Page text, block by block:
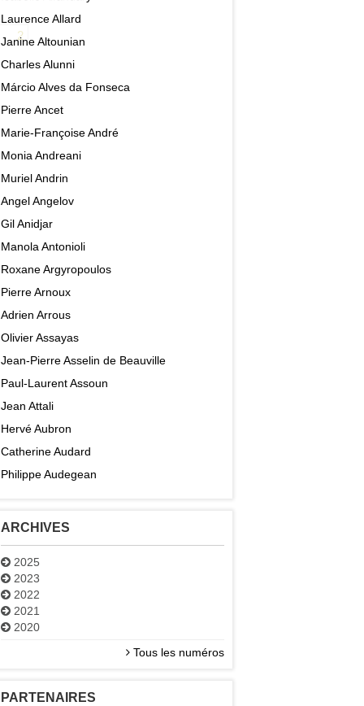
2
Laurence Allard
Janine Altounian
Charles Alunni
Márcio Alves da Fonseca
Pierre Ancet
Marie-Françoise André
Monia Andreani
Muriel Andrin
Angel Angelov
Gil Anidjar
Manola Antonioli
Roxane Argyropoulos
Pierre Arnoux
Adrien Arrous
Olivier Assayas
Jean-Pierre Asselin de Beauville
Paul-Laurent Assoun
Jean Attali
Hervé Aubron
Catherine Audard
Philippe Audegean
ARCHIVES
2025
2023
2022
2021
2020
Tous les numéros
PARTENAIRES